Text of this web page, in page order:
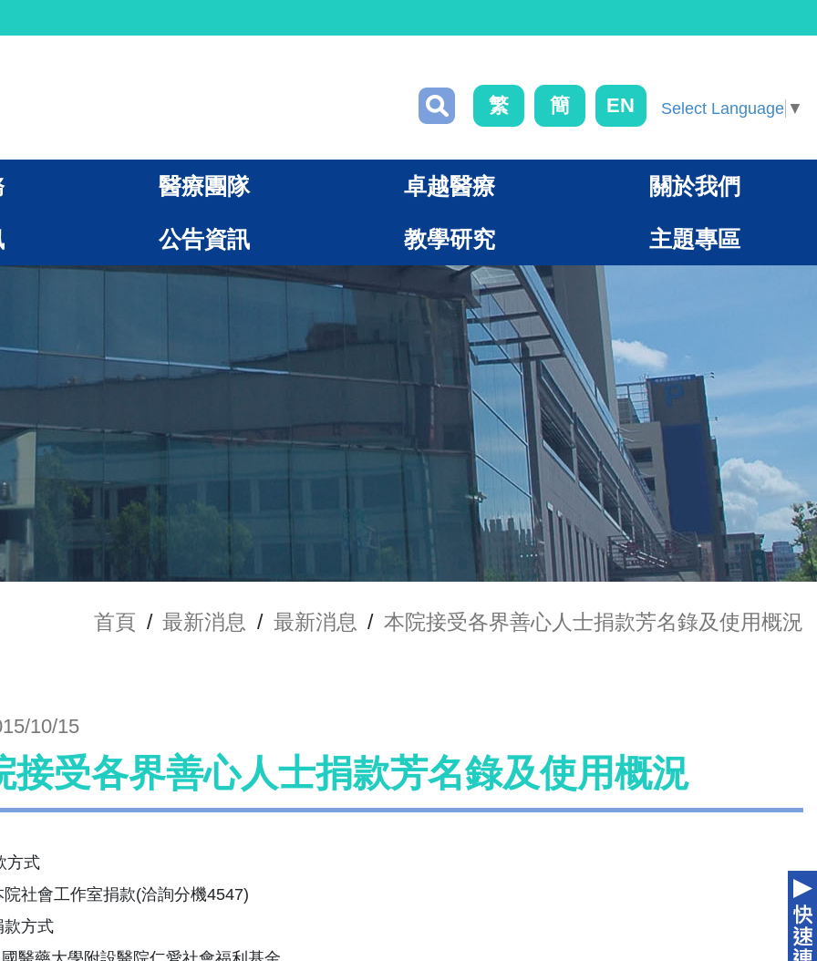
繁 簡 EN Select Language ▼
醫療團隊 卓越醫療 關於我們
公告資訊 教學研究 主題專區
首頁 / 最新消息 / 最新消息 / 本院接受各界善心人士捐款芳名錄及使用概況
10/15
接受各界善心人士捐款芳名錄及使用概況
方式
院社會工作室捐款(洽詢分機4547)
款方式